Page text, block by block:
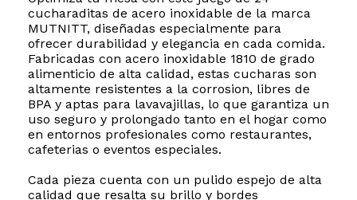
cucharaditas de acero inoxidable de la marca
MUTNITT, diseñadas especialmente para
ofrecer durabilidad y elegancia en cada comida.
Fabricadas con acero inoxidable 1810 de grado
alimenticio de alta calidad, estas cucharas son
altamente resistentes a la corrosion, libres de
BPA y aptas para lavavajillas, lo que garantiza un
uso seguro y prolongado tanto en el hogar como
en entornos profesionales como restaurantes,
cafeterias o eventos especiales.
Cada pieza cuenta con un pulido espejo de alta
calidad que resalta su brillo y bordes